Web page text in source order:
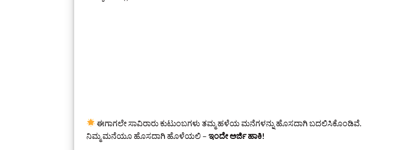
ಈಗಾಗಲೇ ಸಾವಿರಾರು ಕುಟುಂಬಗಳು ತಮ್ಮ ಹಳೆಯ ಮನೆಗಳನ್ನು ಹೊಸದಾಗಿ ಬದಲಿಸಿಕೊಂಡಿವೆ.
ನಿಮ್ಮ ಮನೆಯೂ ಹೊಸದಾಗಿ ಹೊಳೆಯಲಿ – ಇಂದೇ ಅರ್ಜಿ ಹಾಕಿ!